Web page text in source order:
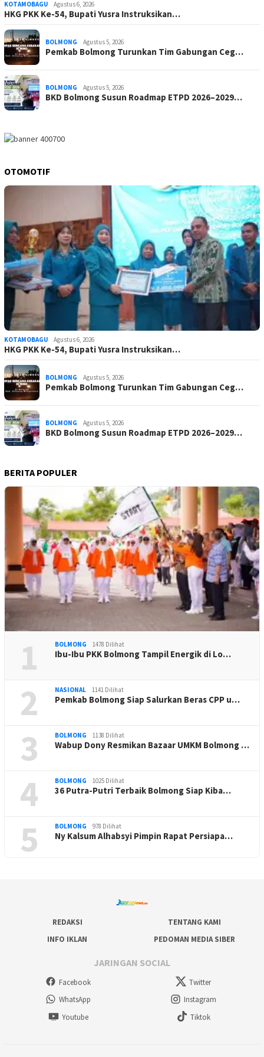
KOTAMOBAGU Agustus 6, 2026
HKG PKK Ke-54, Bupati Yusra Instruksikan…
BOLMONG Agustus 5, 2026
Pemkab Bolmong Turunkan Tim Gabungan Ceg…
BOLMONG Agustus 5, 2026
BKD Bolmong Susun Roadmap ETPD 2026–2029…
OTOMOTIF
KOTAMOBAGU Agustus 6, 2026
HKG PKK Ke-54, Bupati Yusra Instruksikan…
BOLMONG Agustus 5, 2026
Pemkab Bolmong Turunkan Tim Gabungan Ceg…
BOLMONG Agustus 5, 2026
BKD Bolmong Susun Roadmap ETPD 2026–2029…
BERITA POPULER
1 BOLMONG 1478 Dilihat
Ibu-Ibu PKK Bolmong Tampil Energik di Lo…
2 NASIONAL 1141 Dilihat
Pemkab Bolmong Siap Salurkan Beras CPP u…
3 BOLMONG 1138 Dilihat
Wabup Dony Resmikan Bazaar UMKM Bolmong …
4 BOLMONG 1025 Dilihat
36 Putra-Putri Terbaik Bolmong Siap Kiba…
5 BOLMONG 978 Dilihat
Ny Kalsum Alhabsyi Pimpin Rapat Persiapa…
REDAKSI
TENTANG KAMI
INFO IKLAN
PEDOMAN MEDIA SIBER
JARINGAN SOCIAL
Facebook
Twitter
WhatsApp
Instagram
Youtube
Tiktok